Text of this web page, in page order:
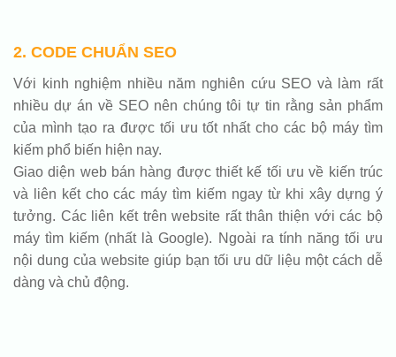
2. CODE CHUẨN SEO
Với kinh nghiệm nhiều năm nghiên cứu SEO và làm rất
nhiều dự án về SEO nên chúng tôi tự tin rằng sản phẩm
của mình tạo ra được tối ưu tốt nhất cho các bộ máy tìm
kiếm phổ biến hiện nay.
Giao diện web bán hàng được thiết kế tối ưu về kiến trúc
và liên kết cho các máy tìm kiếm ngay từ khi xây dựng ý
tưởng. Các liên kết trên website rất thân thiện với các bộ
máy tìm kiếm (nhất là Google). Ngoài ra tính năng tối ưu
nội dung của website giúp bạn tối ưu dữ liệu một cách dễ
dàng và chủ động.